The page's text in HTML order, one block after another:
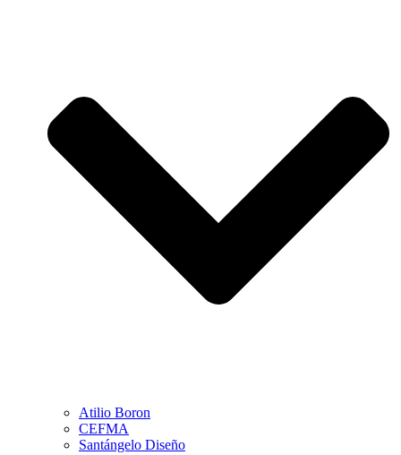
Atilio Boron
CEFMA
Santángelo Diseño